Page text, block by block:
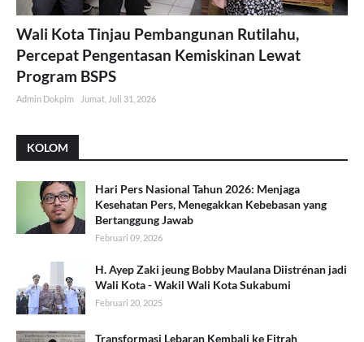
Wali Kota Tinjau Pembangunan Rutilahu,
Percepat Pengentasan Kemiskinan Lewat
Program BSPS
Admin Dokpim Jumat, Juli 31, 2026
KOLOM
Hari Pers Nasional Tahun 2026: Menjaga
Kesehatan Pers, Menegakkan Kebebasan yang
Bertanggung Jawab
Februari 09, 2026
H. Ayep Zaki jeung Bobby Maulana Diistrénan jadi
Wali Kota - Wakil Wali Kota Sukabumi
Februari 20, 2025
Transformasi Lebaran Kembali ke Fitrah